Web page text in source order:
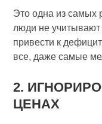
Это одна из самых
люди не учитывают
привести к
все, даже самые
2.
ЦЕНАХ